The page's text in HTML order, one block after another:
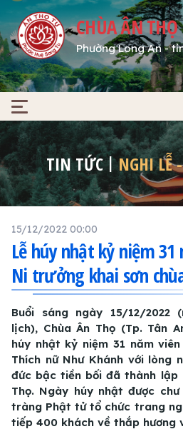
CHÙA ÂN THỌ
Phường Long An -
TIN TỨC NGHI LỄ
15/12/2022 00:00
Lễ húy nhật kỷ niệm
Ni trưởng khai sơn
Buổi sáng ngày 15/12/2022
lịch), Chùa Ân Thọ (Tp. Tân
húy nhật kỷ niệm 31 năm
Thích nữ Như Khánh với lòng
đức bậc tiền bối đã thành lập
Thọ. Ngày húy nhật được
tràng Phật tử tổ chức trang
tiếp 400 khách về thắp hương